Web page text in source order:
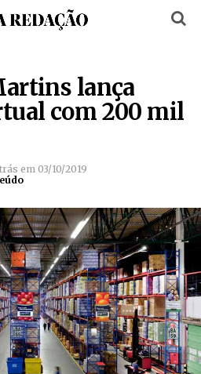
lança
com 200 mil
em 03/10/2019